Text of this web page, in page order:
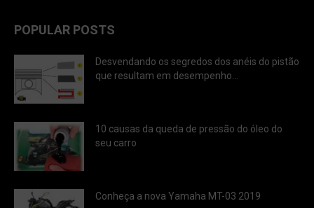
POPULAR POSTS
Desvendando os segredos dos anéis do pistão
que resultam em desempenho...
10 causas da queda de pressão do óleo do
seu carro
Conheça a nova Yamaha MT-03 2019